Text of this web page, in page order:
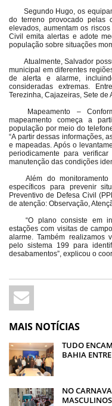
Segundo Hugo, os
do terreno provocado pelas
elevados, aumentam os
Civil emita alertas e adote
população sobre situações
Atualmente, Salvador
municipal em diferentes
de alerta e alarme,
consideradas extremas.
Terezinha, Cajazeiras, Sete de
Mapeamento –
mapeamento começa a
população por meio do
“A partir dessas informações,
e mapeadas. Após o
periodicamente para
manutenção das condições
Além do
específicos para prevenir
Preventivo de Defesa Civil
de atenção: Observação,
“O plano consiste em
estações com visitas de
alarme. Também realizamos
pelo sistema 199 para
desabamentos”, explicou o
MAIS NOTÍCIAS
TUDO
BAHIA
NO